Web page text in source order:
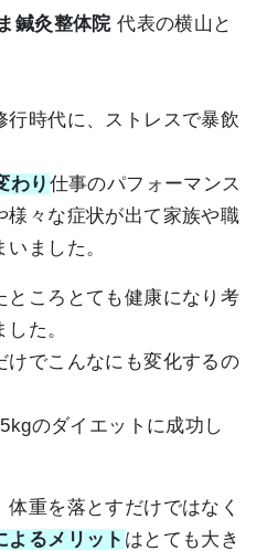
鍼灸整体院代表の横山と
行時代に、ストレスで暴飲
わり 仕事のパフォーマンス
様々な症状が出て家族や職
ました。
ところとても健康になり考
た。
けでこんなにも変化するの
のダイエットに成功し
重を落とすだけではなく
よるメリット はとても大き